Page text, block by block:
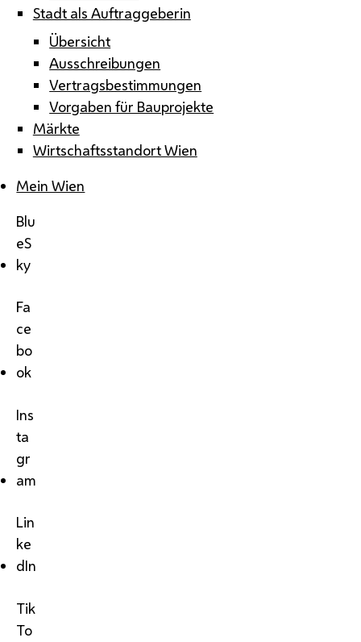
Stadt als Auftraggeberin
Übersicht
Ausschreibungen
Vertragsbestimmungen
Vorgaben für Bauprojekte
Märkte
Wirtschaftsstandort Wien
Mein Wien
Blu
eS
ky
Fa
ce
bo
ok
Ins
ta
gr
am
Lin
ke
dIn
Tik
To